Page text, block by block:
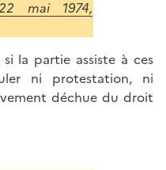
mai 1974,
la partie assiste à ces
ni protestation, ni
déchue du droit